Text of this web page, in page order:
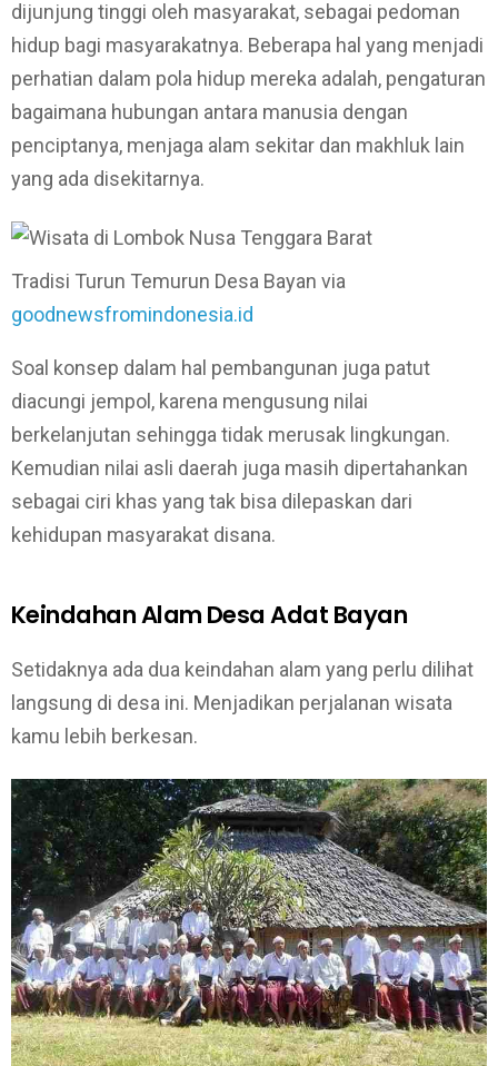
dijunjung tinggi oleh masyarakat, sebagai pedoman
hidup bagi masyarakatnya. Beberapa hal yang menjadi
perhatian dalam pola hidup mereka adalah, pengaturan
bagaimana hubungan antara manusia dengan
penciptanya, menjaga alam sekitar dan makhluk lain
yang ada disekitarnya.
Tradisi Turun Temurun Desa Bayan via
goodnewsfromindonesia.id
Soal konsep dalam hal pembangunan juga patut
diacungi jempol, karena mengusung nilai
berkelanjutan sehingga tidak merusak lingkungan.
Kemudian nilai asli daerah juga masih dipertahankan
sebagai ciri khas yang tak bisa dilepaskan dari
kehidupan masyarakat disana.
Keindahan Alam Desa Adat Bayan
Setidaknya ada dua keindahan alam yang perlu dilihat
langsung di desa ini. Menjadikan perjalanan wisata
kamu lebih berkesan.